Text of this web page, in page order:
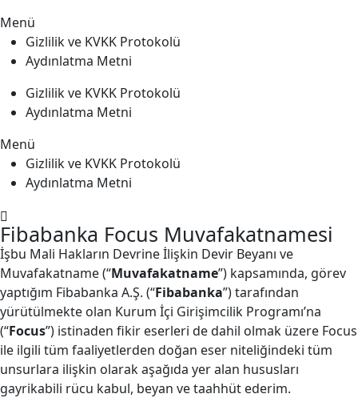
Menü
Gizlilik ve KVKK Protokolü
Aydınlatma Metni
Gizlilik ve KVKK Protokolü
Aydınlatma Metni
Menü
Gizlilik ve KVKK Protokolü
Aydınlatma Metni
Fibabanka Focus Muvafakatnamesi
İşbu Mali Hakların Devrine İlişkin Devir Beyanı ve
Muvafakatname (“Muvafakatname”) kapsamında, görev
yaptığım Fibabanka A.Ş. (“Fibabanka”) tarafından
yürütülmekte olan Kurum İçi Girişimcilik Programı’na
(“Focus”) istinaden fikir eserleri de dahil olmak üzere Focus
ile ilgili tüm faaliyetlerden doğan eser niteliğindeki tüm
unsurlara ilişkin olarak aşağıda yer alan hususları
gayrikabili rücu kabul, beyan ve taahhüt ederim.